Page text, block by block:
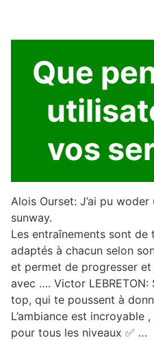
Que
vos
Alois Ourset: J’ai pu
sunway.
Les entraînements sont de
adaptés à chacun selon
et permet de progresser
avec …. Victor LEBRETON:
top, qui te poussent à
L’ambiance est incroyable
pour tous les niveaux ✅ …